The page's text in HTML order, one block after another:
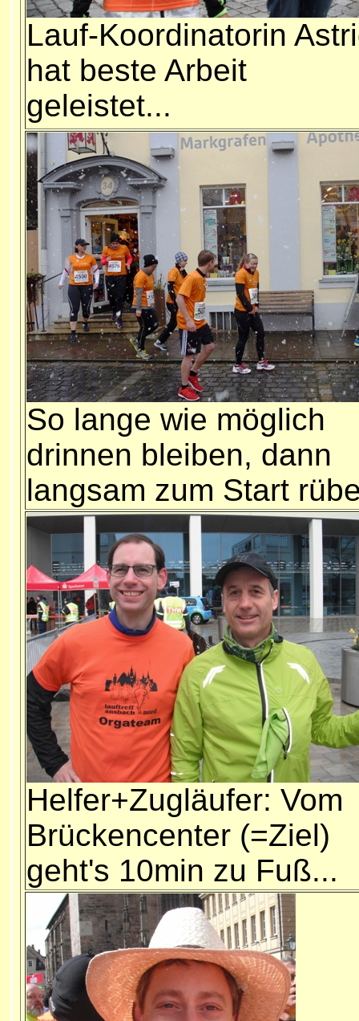
Lauf-Koordinatorin
hat beste Arbeit
geleistet...
So lange wie möglich
drinnen bleiben, dann
langsam zum Start
Helfer+Zugläufer: Vom
Brückencenter (=Ziel)
geht's 10min zu Fuß...